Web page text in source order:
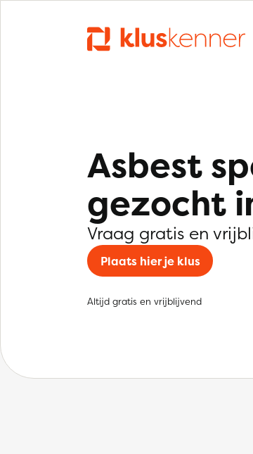
Asbest
gezocht
Vraag gratis en
Plaats hier je klus
Altijd gratis en vrijblijvend